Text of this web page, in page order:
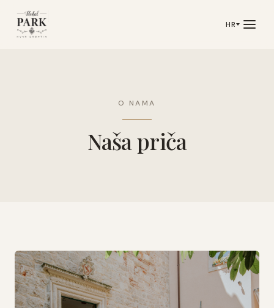
HR
O NAMA
Naša priča